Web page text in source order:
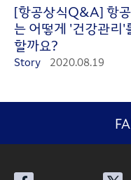
[항공상식Q&A] 항
는 어떻게 '건강관리'
할까요?
Story 2020.08.19